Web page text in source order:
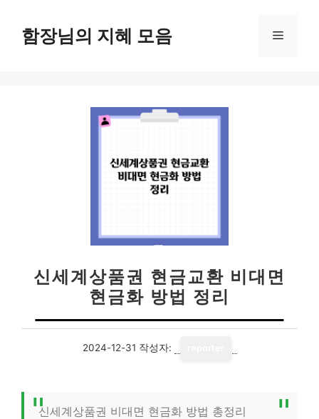
함장님의 지혜 모음 메
신세계상품권 현금교환 비대면
현금화 방법 정리
2024-12-31 작성자:
신세계상품권 비대면 현금화 방법 총정리